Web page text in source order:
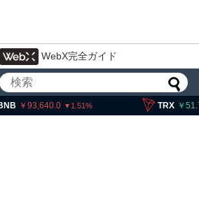
WebX完全ガイド
TRX 51.70